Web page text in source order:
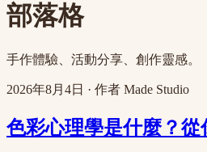
部落格
手作體驗、活動分享、創作靈感。
2026年8月4日 · 作者 Made Studio
色彩心理學是什麼？從